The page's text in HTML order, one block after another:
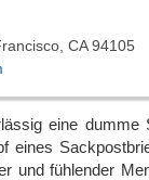
CA 94105
eine dumme
eines
und fühlender